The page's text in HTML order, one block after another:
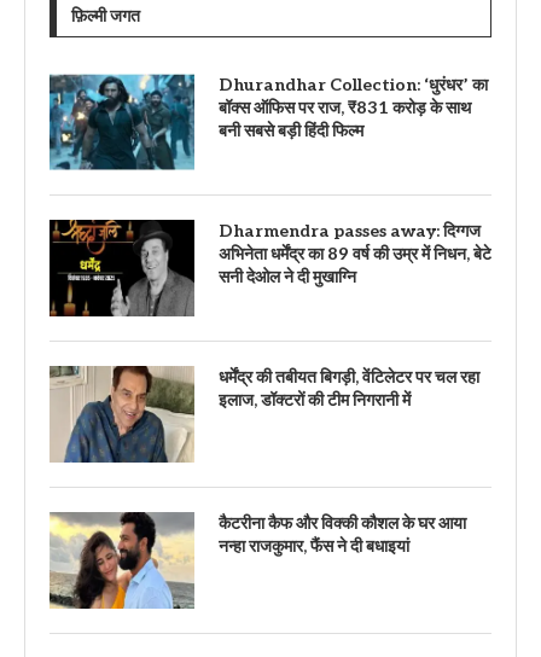
फ़िल्मी जगत
Dhurandhar Collection: ‘धुरंधर’ का
बॉक्स ऑफिस पर राज, ₹831 करोड़ के साथ
बनी सबसे बड़ी हिंदी फिल्म
Dharmendra passes away: दिग्गज
अभिनेता धर्मेंद्र का 89 वर्ष की उम्र में निधन, बेटे
सनी देओल ने दी मुखाग्नि
धर्मेंद्र की तबीयत बिगड़ी, वेंटिलेटर पर चल रहा
इलाज, डॉक्टरों की टीम निगरानी में
कैटरीना कैफ और विक्की कौशल के घर आया
नन्हा राजकुमार, फैंस ने दी बधाइयां